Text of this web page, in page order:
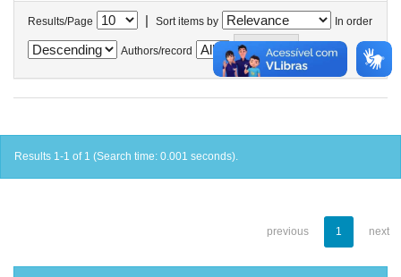
Results/Page | Sort items by In order
Authors/record
Results 1-1 of 1 (Search time: 0.001 seconds).
previous 1 next